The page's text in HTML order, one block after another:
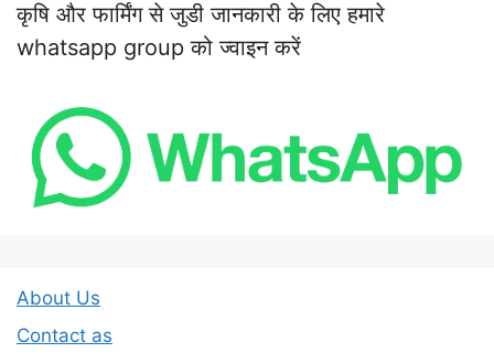
कृषि और फार्मिंग से जुडी जानकारी के लिए हमारे
whatsapp group को ज्वाइन करें
About Us
Contact as